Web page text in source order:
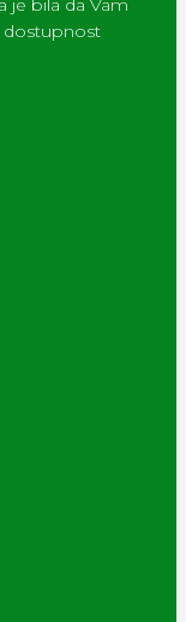
je bila da Vam
dostupnost